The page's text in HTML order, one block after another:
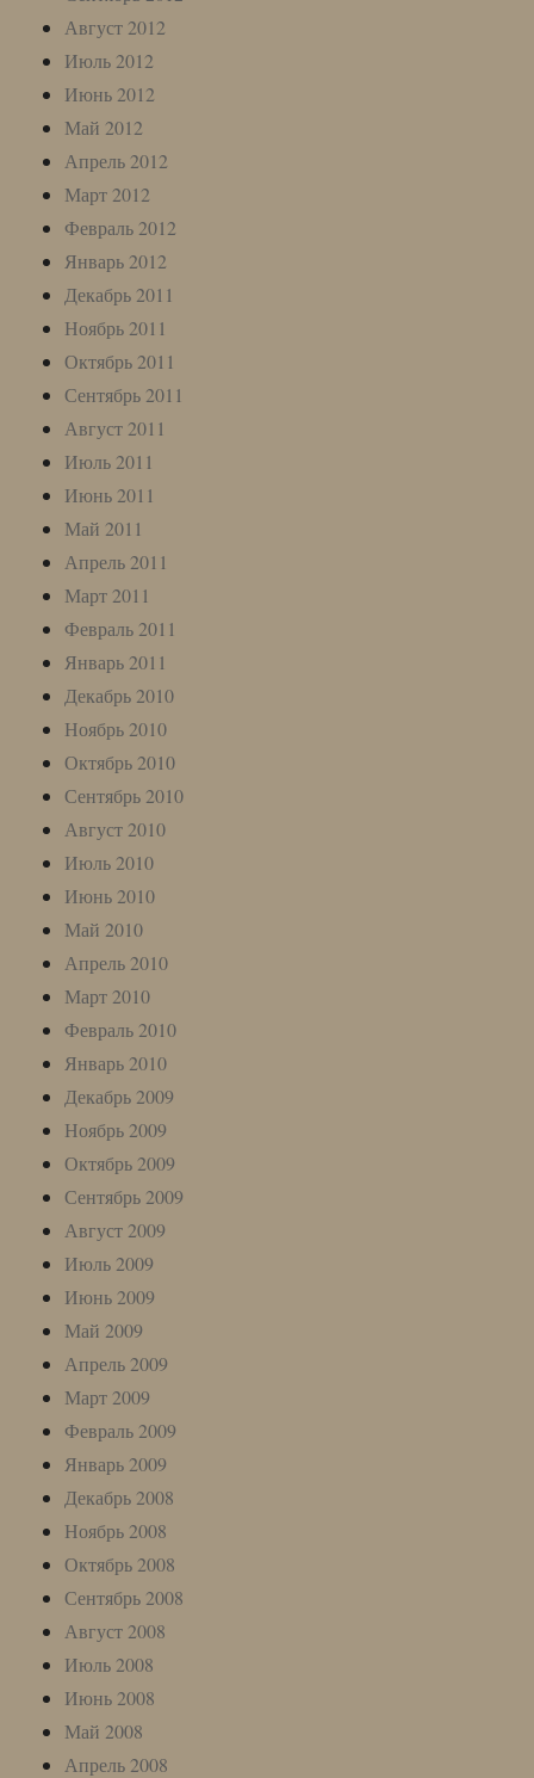
Август 2012
Июль 2012
Июнь 2012
Май 2012
Апрель 2012
Март 2012
Февраль 2012
Январь 2012
Декабрь 2011
Ноябрь 2011
Октябрь 2011
Сентябрь 2011
Август 2011
Июль 2011
Июнь 2011
Май 2011
Апрель 2011
Март 2011
Февраль 2011
Январь 2011
Декабрь 2010
Ноябрь 2010
Октябрь 2010
Сентябрь 2010
Август 2010
Июль 2010
Июнь 2010
Май 2010
Апрель 2010
Март 2010
Февраль 2010
Январь 2010
Декабрь 2009
Ноябрь 2009
Октябрь 2009
Сентябрь 2009
Август 2009
Июль 2009
Июнь 2009
Май 2009
Апрель 2009
Март 2009
Февраль 2009
Январь 2009
Декабрь 2008
Ноябрь 2008
Октябрь 2008
Сентябрь 2008
Август 2008
Июль 2008
Июнь 2008
Май 2008
Апрель 2008